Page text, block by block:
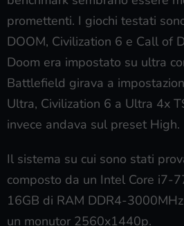
promettenti. I giochi testati
DOOM, Civilization 6 e Call of
Doom era impostato su ultra
Battlefield girava a
Ultra, Civilization 6 a Ultra 4x
invece andava sul preset High.
Il sistema su cui sono stati
composto da un Intel Core i7-
16GB di RAM DDR4-
un monutor 2560x1440p.